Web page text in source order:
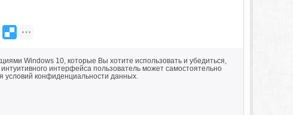
Windows 10, которые Вы хотите использовать и убедиться,
интерфейса пользователь может самостоятельно
конфиденциальности данных.